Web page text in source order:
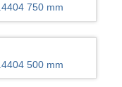
750 mm
500 mm